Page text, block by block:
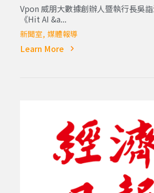
Vpon 威朋大數據創辦人暨執行長吳
《Hit AI &a...
新聞室 媒體報導
Learn More